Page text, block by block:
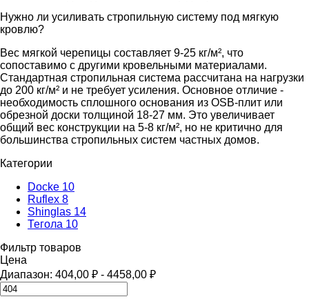
Нужно ли усиливать стропильную систему под мягкую
кровлю?
Вес мягкой черепицы составляет 9-25 кг/м², что
сопоставимо с другими кровельными материалами.
Стандартная стропильная система рассчитана на нагрузки
до 200 кг/м² и не требует усиления. Основное отличие -
необходимость сплошного основания из OSB-плит или
обрезной доски толщиной 18-27 мм. Это увеличивает
общий вес конструкции на 5-8 кг/м², но не критично для
большинства стропильных систем частных домов.
Категории
Docke 10
Ruflex 8
Shinglas 14
Тегола 10
Фильтр товаров
Цена
Диапазон: 404,00 ₽ - 4458,00 ₽